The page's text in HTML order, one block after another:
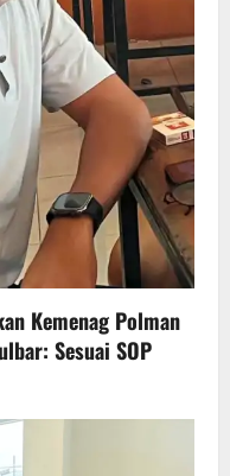
Kemenag Polman
Sesuai SOP